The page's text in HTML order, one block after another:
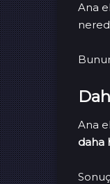
Ana
Ana
daha